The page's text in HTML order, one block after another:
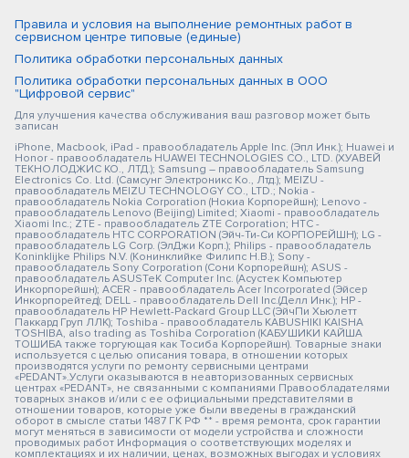
Правила и условия на выполнение ремонтных работ в
сервисном центре типовые (единые)
Политика обработки персональных данных
Политика обработки персональных данных в ООО
"Цифровой сервис"
Для улучшения качества обслуживания ваш разговор может быть
записан
iPhone, Macbook, iPad - правообладатель Apple Inc. (Эпл Инк.); Huawei и
Honor - правообладатель HUAWEI TECHNOLOGIES CO., LTD. (ХУАВЕЙ
ТЕКНОЛОДЖИС КО., ЛТД.); Samsung – правообладатель Samsung
Electronics Co. Ltd. (Самсунг Электроникс Ко., Лтд.); MEIZU -
правообладатель MEIZU TECHNOLOGY CO., LTD.; Nokia -
правообладатель Nokia Corporation (Нокиа Корпорейшн); Lenovo -
правообладатель Lenovo (Beijing) Limited; Xiaomi - правообладатель
Xiaomi Inc.; ZTE - правообладатель ZTE Corporation; HTC -
правообладатель HTC CORPORATION (Эйч-Ти-Си КОРПОРЕЙШН); LG -
правообладатель LG Corp. (ЭлДжи Корп.); Philips - правообладатель
Koninklijke Philips N.V. (Конинклийке Филипс Н.В.); Sony -
правообладатель Sony Corporation (Сони Корпорейшн); ASUS -
правообладатель ASUSTeK Computer Inc. (Асустек Компьютер
Инкорпорейшн); ACER - правообладатель Acer Incorporated (Эйсер
Инкорпорейтед); DELL - правообладатель Dell Inc.(Делл Инк.); HP -
правообладатель HP Hewlett-Packard Group LLC (ЭйчПи Хьюлетт
Паккард Груп ЛЛК); Toshiba - правообладатель KABUSHIKI KAISHA
TOSHIBA, also trading as Toshiba Corporation (КАБУШИКИ КАЙША
ТОШИБА также торгующая как Тосиба Корпорейшн). Товарные знаки
используется с целью описания товара, в отношении которых
производятся услуги по ремонту сервисными центрами
«PEDANT».Услуги оказываются в неавторизованных сервисных
центрах «PEDANT», не связанными с компаниями Правообладателями
товарных знаков и/или с ее официальными представителями в
отношении товаров, которые уже были введены в гражданский
оборот в смысле статьи 1487 ГК РФ ** - время ремонта, срок гарантии
могут меняться в зависимости от модели устройства и сложности
проводимых работ Информация о соответствующих моделях и
комплектациях и их наличии, ценах, возможных выгодах и условиях